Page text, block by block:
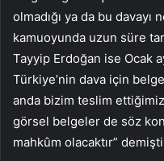
olmadığı ya da bu davayı
kamuoyunda uzun süre
Tayyip Erdoğan ise Ocak
Türkiye’nin dava için
anda bizim teslim
görsel belgeler de söz
mahkûm olacaktır”